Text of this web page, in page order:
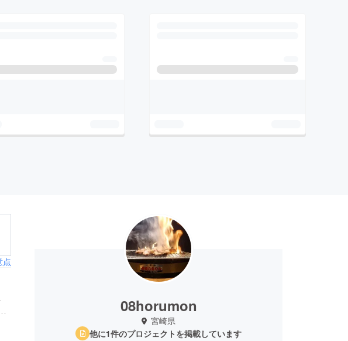
点
08horumon
宮崎県
他に1件のプロジェクトを掲載しています